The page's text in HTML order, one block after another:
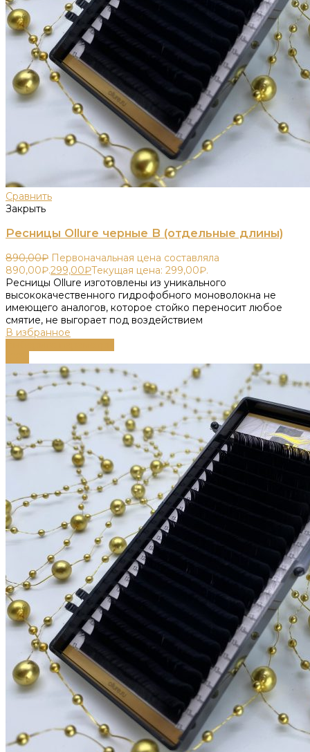
Сравнить
Закрыть
Ресницы Ollure черные B (отдельные длины)
890,00₽ Первоначальная цена составляла
890,00₽.299,00₽Текущая цена: 299,00₽.
Ресницы Ollure изготовлены из уникального
высококачественного гидрофобного моноволокна не
имеющего аналогов, которое стойко переносит любое
смятие, не выгорает под воздействием
В избранное